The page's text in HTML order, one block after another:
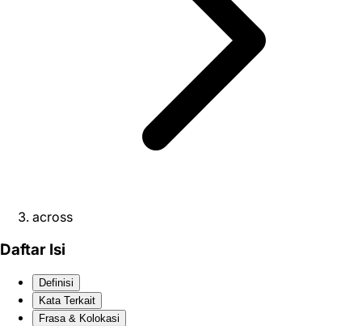
across
Daftar Isi
Definisi
Kata Terkait
Frasa & Kolokasi